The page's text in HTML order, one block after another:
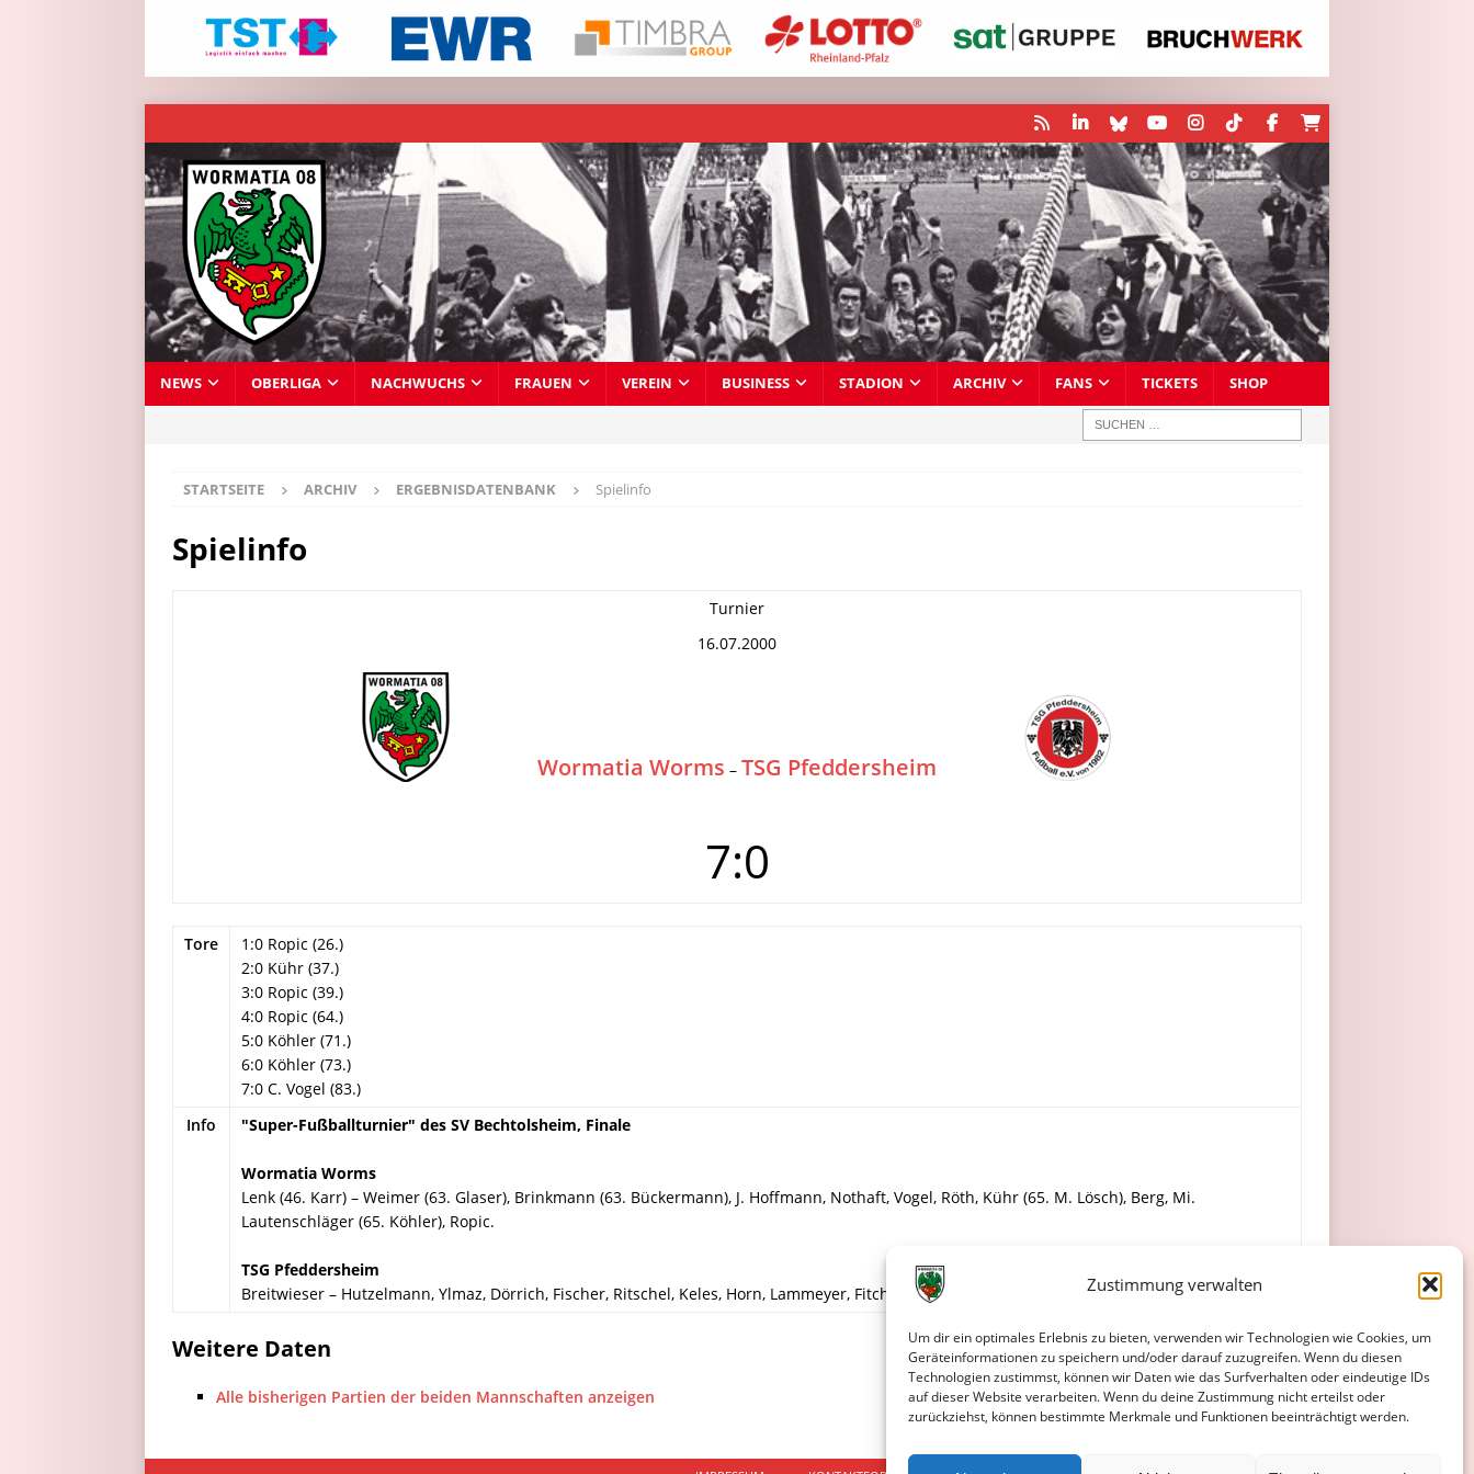
Zustimmung verwalten
Um dir ein optimales Erlebnis zu bieten, verwenden wir Technologien wie Cookies, um
Geräteinformationen zu speichern und/oder darauf zuzugreifen. Wenn du diesen
Technologien zustimmst, können wir Daten wie das Surfverhalten oder eindeutige IDs
auf dieser Website verarbeiten. Wenn du deine Zustimmung nicht erteilst oder
zurückziehst, können bestimmte Merkmale und Funktionen beeinträchtigt werden.
NEWS OBERLIGA NACHWUCHS FRAUEN VEREIN BUSINESS STADION ARCHIV FANS TICKETS SHOP
STARTSEITE ARCHIV ERGEBNISDATENBANK Spielinfo
Spielinfo
Turnier
16.07.2000
Wormatia Worms – TSG Pfeddersheim
7:0
Tore
1:0 Ropic (26.)
2:0 Kühr (37.)
3:0 Ropic (39.)
4:0 Ropic (64.)
5:0 Köhler (71.)
6:0 Köhler (73.)
7:0 C. Vogel (83.)
Info
"Super-Fußballturnier" des SV Bechtolsheim, Finale
Wormatia Worms
Lenk (46. Karr) – Weimer (63. Glaser), Brinkmann (63. Bückermann), J. Hoffmann, Nothaft, Vogel, Röth, Kühr (65. M. Lösch), Berg, Mi.
Lautenschläger (65. Köhler), Ropic.
TSG Pfeddersheim
Breitwieser – Hutzelmann, Ylmaz, Dörrich, Fischer, Ritschel, Keles, Horn, Lammeyer, Fitchett, Schwind.
Weitere Daten
Alle bisherigen Partien der beiden Mannschaften anzeigen